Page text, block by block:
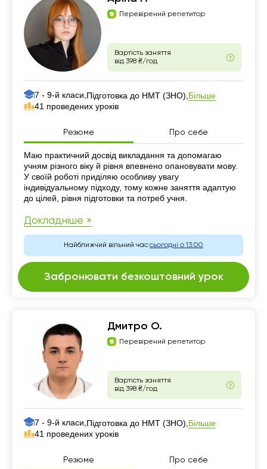
Перевірений репетитор
Вартість заняття
від 398 ₴/год
7 - 9-й класи, Підготовка до НМТ (ЗНО), Більше
41 проведених уроків
Резюме Про себе
Резюме
Маю практичний досвід викладання та допомагаю
учням різного віку й рівня впевнено опановувати мову.
У своїй роботі приділяю особливу увагу
індивідуальному підходу, тому кожне заняття адаптую
до цілей, рівня підготовки та потреб учня.
Докладніше »
Найближчий вільний час:сьогодні о 13:00
Забронювати безкоштовний урок
Дмитро О.
Перевірений репетитор
Вартість заняття
від 398 ₴/год
7 - 9-й класи, Підготовка до НМТ (ЗНО), Більше
41 проведених уроків
Резюме Про себе